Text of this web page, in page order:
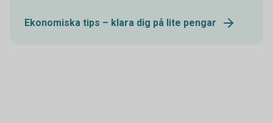
Ekonomiska tips – klara dig på lite pengar